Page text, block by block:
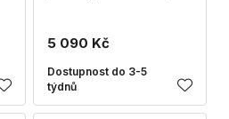
5 090 Kč
Dostupnost do 3-5
týdnů